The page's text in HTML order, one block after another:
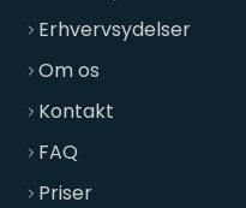
Erhvervsydelser
Om os
Kontakt
FAQ
Priser